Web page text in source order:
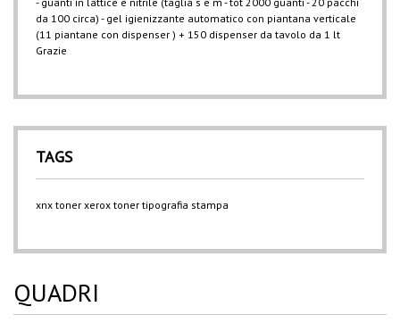
da 100 circa) - gel igienizzante automatico con piantana verticale
(11 piantane con dispenser ) + 150 dispenser da tavolo da 1 lt
Grazie
TAGS
xnx toner xerox toner tipografia stampa
QUADRI